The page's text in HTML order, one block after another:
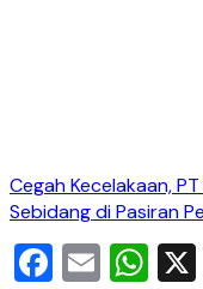
Cegah Kecelakaan,
Sebidang di Pasiran
Email